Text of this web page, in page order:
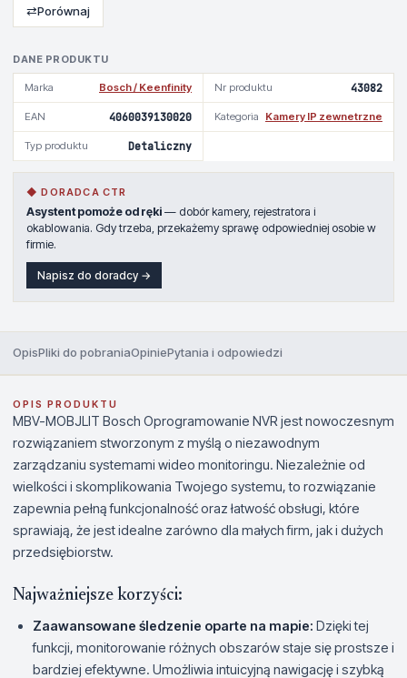
DANE PRODUKTU
Marka Bosch / Keenfinity Nr produktu 43082
EAN 4060039130020 Kategoria Kamery IP zewnetrzne
Typ produktu Detaliczny
◆ DORADCA CTR
Asystent pomoże od ręki — dobór kamery, rejestratora i
okablowania. Gdy trzeba, przekażemy sprawę odpowiedniej osobie w
firmie.
Napisz do doradcy →
⇄Porównaj
OpisPliki do pobraniaOpiniePytania i odpowiedzi
OPIS PRODUKTU
MBV-MOBJLIT Bosch Oprogramowanie NVR jest nowoczesnym
rozwiązaniem stworzonym z myślą o niezawodnym
zarządzaniu systemami wideo monitoringu. Niezależnie od
wielkości i skomplikowania Twojego systemu, to rozwiązanie
zapewnia pełną funkcjonalność oraz łatwość obsługi, które
sprawiają, że jest idealne zarówno dla małych firm, jak i dużych
przedsiębiorstw.
Najważniejsze korzyści:
Zaawansowane śledzenie oparte na mapie: Dzięki tej
funkcji, monitorowanie różnych obszarów staje się prostsze i
bardziej efektywne. Umożliwia intuicyjną nawigację i szybką